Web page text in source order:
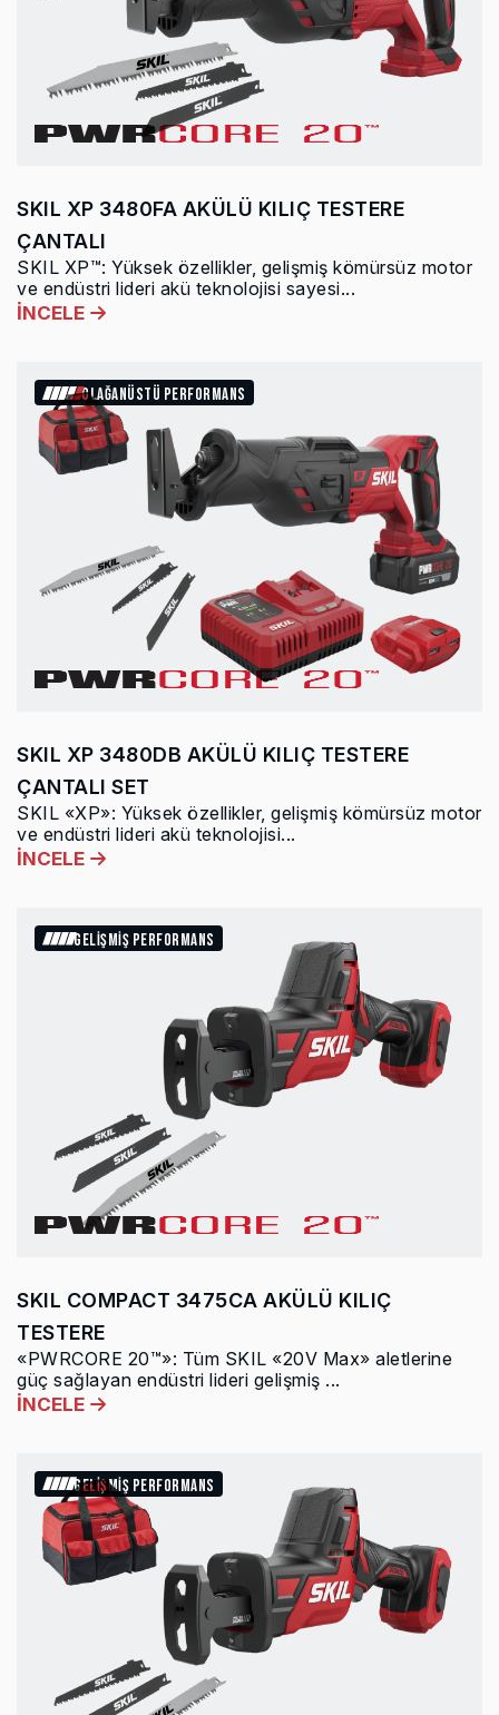
SKIL XP 3480FA AKÜLÜ KILIÇ TESTERE
ÇANTALI
SKIL XP™: Yüksek özellikler, gelişmiş kömürsüz motor
ve endüstri lideri akü teknolojisi sayesi...
İNCELE
OLAĞANÜSTÜ PERFORMANS
SKIL XP 3480DB AKÜLÜ KILIÇ TESTERE
ÇANTALI SET
SKIL «XP»: Yüksek özellikler, gelişmiş kömürsüz motor
ve endüstri lideri akü teknolojisi...
İNCELE
GELİŞMİŞ PERFORMANS
SKIL COMPACT 3475CA AKÜLÜ KILIÇ
TESTERE
«PWRCORE 20™»: Tüm SKIL «20V Max» aletlerine
güç sağlayan endüstri lideri gelişmiş ...
İNCELE
GELİŞMİŞ PERFORMANS